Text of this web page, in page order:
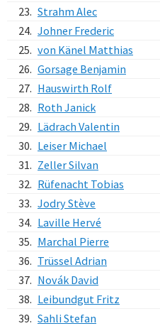
23. Strahm Alec
24. Johner Frederic
25. von Känel Matthias
26. Gorsage Benjamin
27. Hauswirth Rolf
28. Roth Janick
29. Lädrach Valentin
30. Leiser Michael
31. Zeller Silvan
32. Rüfenacht Tobias
33. Jodry Stève
34. Laville Hervé
35. Marchal Pierre
36. Trüssel Adrian
37. Novák David
38. Leibundgut Fritz
39. Sahli Stefan